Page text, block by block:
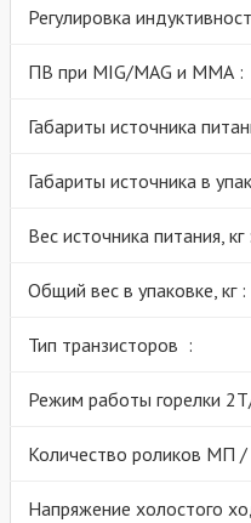
Регулировка
ПВ при MIG/MAG и ММА :
Габариты источника
Габариты источника в
Вес источника питания, кг :
Общий вес в упаковке, кг :
Тип транзисторов :
Режим работы горелки
Количество роликов МП
Напряжение холостого